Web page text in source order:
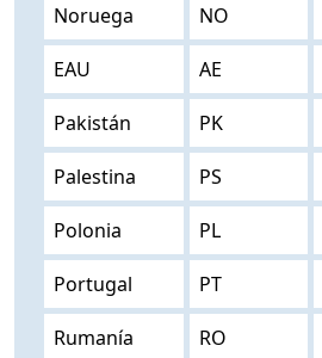
Noruega NO
EAU AE
Pakistán PK
Palestina PS
Polonia PL
Portugal PT
Rumanía RO